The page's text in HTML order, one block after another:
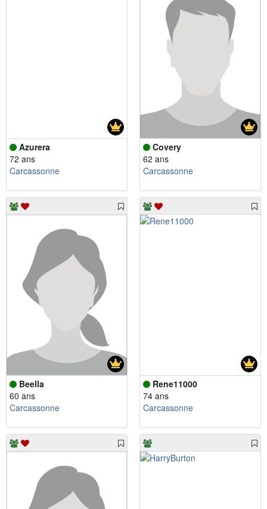
Azurera
72 ans
Carcassonne
Covery
62 ans
Carcassonne
Beella
60 ans
Carcassonne
Rene11000
74 ans
Carcassonne